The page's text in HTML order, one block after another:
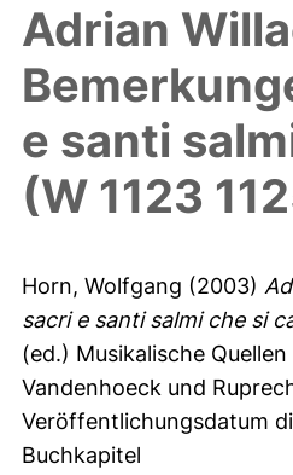
Adrian
e santi
(W 1123
Horn, Wolfgang (2003)
sacri e santi salmi che si
(ed.) Musikalische
Vandenhoeck und
Veröffentlichungsdatum
Buchkapitel